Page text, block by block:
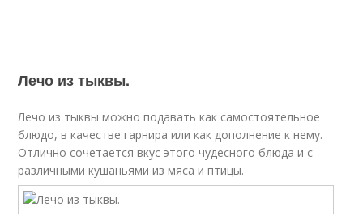
Лечо из тыквы.
Лечо из тыквы можно подавать как самостоятельное
блюдо, в качестве гарнира или как дополнение к нему.
Отлично сочетается вкус этого чудесного блюда и с
различными кушаньями из мяса и птицы.